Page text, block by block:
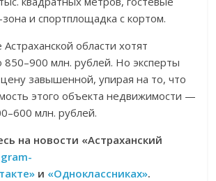
и спортплощадка с кортом.
области хотят
850–900 млн. рублей. Но эксперты
завышенной, упирая на то, что
этого объекта недвижимости —
млн. рублей.
на новости «Астраханский
и «Одноклассниках».